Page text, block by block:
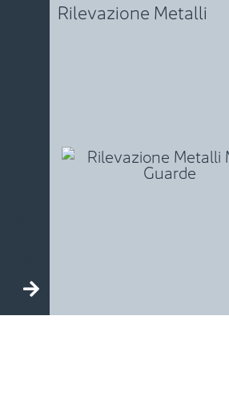
Rilevazione Metalli